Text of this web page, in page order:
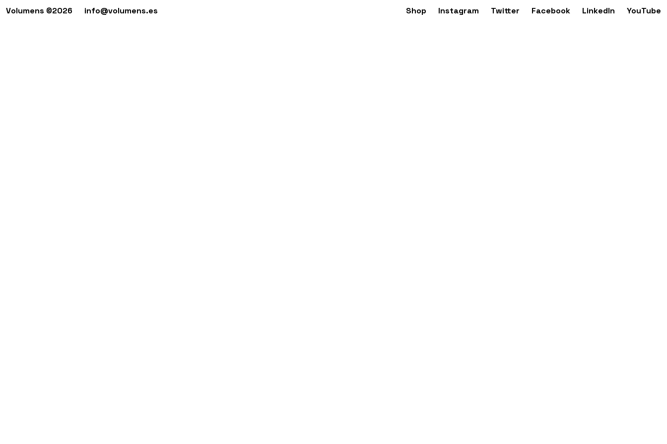
Volumens ©2026 info@volumens.es Shop Instagram Twitter Facebook LinkedIn YouTube